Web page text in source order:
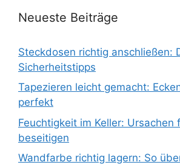
Neueste Beiträge
Steckdosen richtig anschließen:
Sicherheitstipps
Tapezieren leicht gemacht:
perfekt
Feuchtigkeit im Keller: Ursachen
beseitigen
Wandfarbe richtig lagern: So